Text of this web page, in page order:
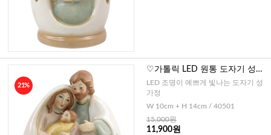
21%
♡가톨릭 LED 원통 도자기 성가
정
LED 조명이 예쁘게 빛나는 도자기 성
가정
W 10cm + H 14cm / 40501
15,000원
11,900원